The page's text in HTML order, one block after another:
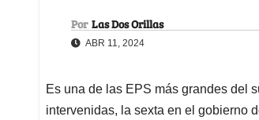
Por Las Dos Orillas
ABR 11, 2024
Es una de las EPS más grandes del
intervenidas, la sexta en el gobierno